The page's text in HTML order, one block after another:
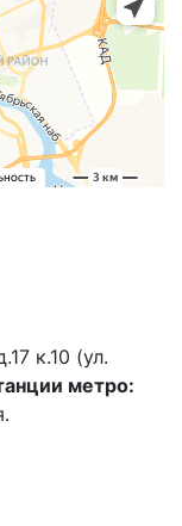
к.10 (ул.
метро: